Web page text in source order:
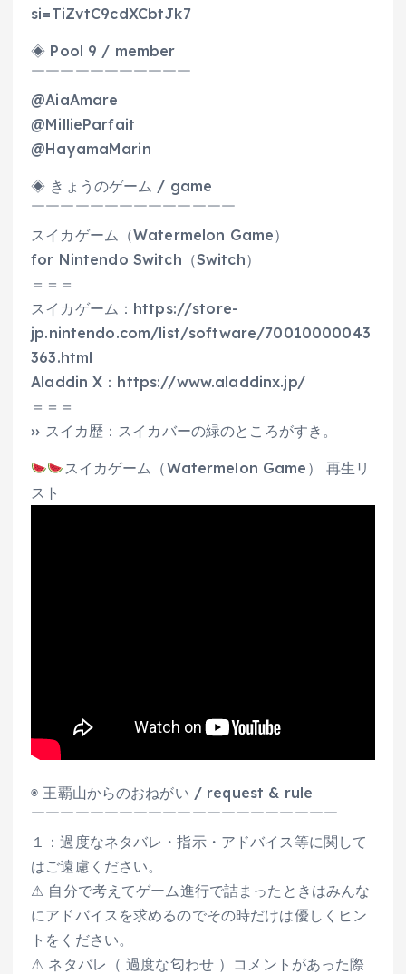
si=TiZvtC9cdXCbtJk7
◈ Pool 9 / member
￣￣￣￣￣￣￣￣￣￣￣
@AiaAmare
@MillieParfait
@HayamaMarin
◈ きょうのゲーム / game
￣￣￣￣￣￣￣￣￣￣￣￣￣￣
スイカゲーム（Watermelon Game）
for Nintendo Switch（Switch）
＝＝＝
スイカゲーム：https://store-
jp.nintendo.com/list/software/70010000043
363.html
Aladdin X：https://www.aladdinx.jp/
＝＝＝
›› スイカ歴：スイカバーの緑のところがすき。
スイカゲーム（Watermelon Game） 再生リ
スト
◉ 王覇山からのおねがい / request & rule
￣￣￣￣￣￣￣￣￣￣￣￣￣￣￣￣￣￣￣￣￣
１：過度なネタバレ・指示・アドバイス等に関して
はご遠慮ください。
⚠ 自分で考えてゲーム進行で詰まったときはみんな
にアドバイスを求めるのでその時だけは優しくヒン
トをください。
⚠ ネタバレ（ 過度な匂わせ ）コメントがあった際